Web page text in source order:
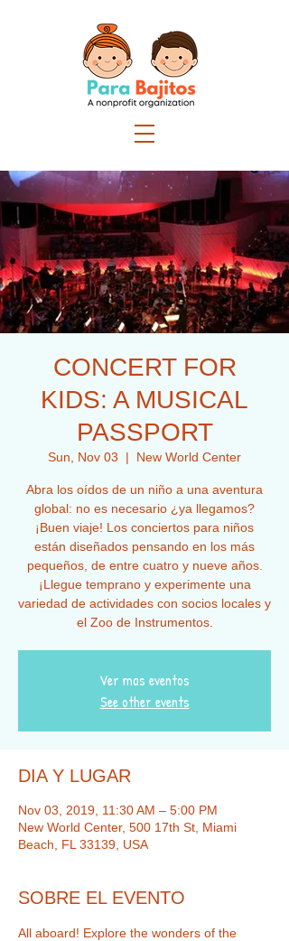
CONCERT FOR
KIDS: A MUSICAL
PASSPORT
Sun, Nov 03
  |
New World Center
Abra los oídos de un niño a una aventura
global: no es necesario ¿ya llegamos?
¡Buen viaje! Los conciertos para niños
están diseñados pensando en los más
pequeños, de entre cuatro y nueve años.
¡Llegue temprano y experimente una
variedad de actividades con socios locales y
el Zoo de Instrumentos.
Ver mas eventos
See other events
DIA Y LUGAR
Nov 03, 2019, 11:30 AM – 5:00 PM
New World Center, 500 17th St, Miami
Beach, FL 33139, USA
SOBRE EL EVENTO
All aboard! Explore the wonders of the